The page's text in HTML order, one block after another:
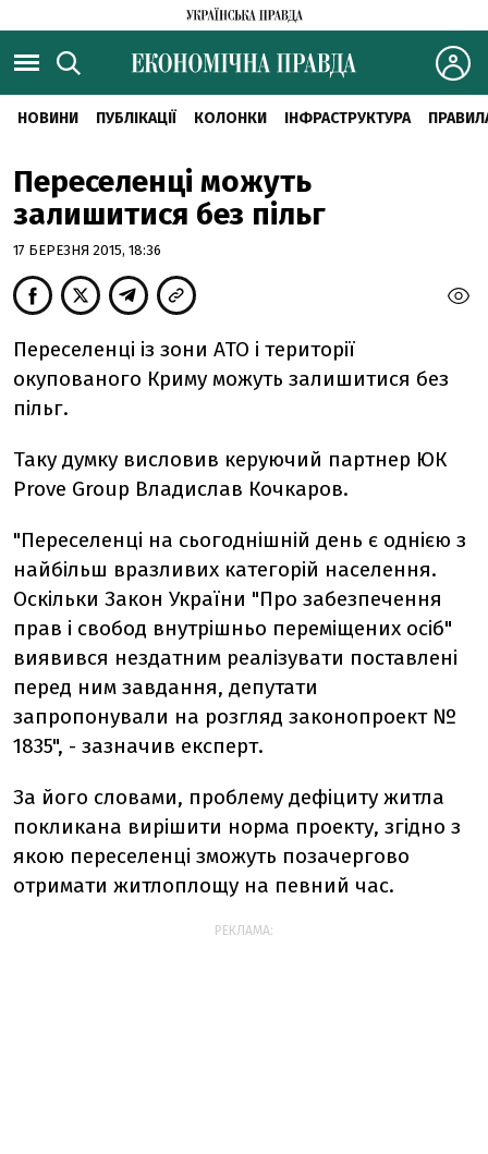
НОВИНИ ПУБЛІКАЦІЇ КОЛОНКИ ІНФРАСТРУКТУРА
Переселенці можуть
залишитися без пільг
17 БЕРЕЗНЯ 2015, 18:36
Переселенці із зони АТО і території
окупованого Криму можуть залишитися без
пільг.
Таку думку висловив керуючий партнер ЮК
Prove Group Владислав Кочкаров.
"Переселенці на сьогоднішній день є однією з
найбільш вразливих категорій населення.
Оскільки Закон України "Про забезпечення
прав і свобод внутрішньо переміщених осіб"
виявився нездатним реалізувати поставлені
перед ним завдання, депутати
запропонували на розгляд законопроект №
1835", - зазначив експерт.
За його словами, проблему дефіциту житла
покликана вирішити норма проекту, згідно з
якою переселенці зможуть позачергово
отримати житлоплощу на певний час.
РЕКЛАМА: